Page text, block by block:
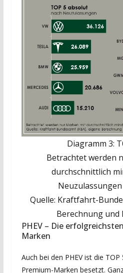
Diagramm 3:
Betrachtet werden
durchschnittlich
Quelle: Kraftfahrt-
Berechnung und
PHEV – Die
Marken
Auch bei den PHEV ist die
Premium-Marken besetzt.